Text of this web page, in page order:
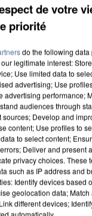
ALGÉRIE
de votre
priorité
do the following
legitimate interest:
Use limited data to
advertising; Use
advertising performance;
audiences through
sources; Develop and
content; Use profiles to
to select content;
Deliver and present
privacy choices. These
such as IP address and
Identify devices based
geolocation data;
different devices;
automatically.